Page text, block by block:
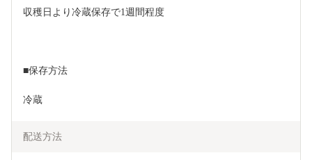
収穫日より冷蔵保存で1週間程度
■保存方法
冷蔵
配送方法